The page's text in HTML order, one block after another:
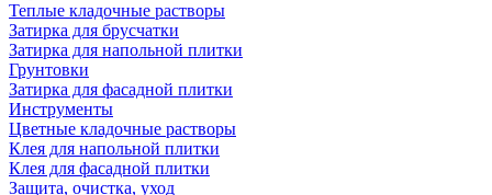
Теплые кладочные растворы
Затирка для брусчатки
Затирка для напольной плитки
Грунтовки
Затирка для фасадной плитки
Инструменты
Цветные кладочные растворы
Клея для напольной плитки
Клея для фасадной плитки
Защита, очистка, уход